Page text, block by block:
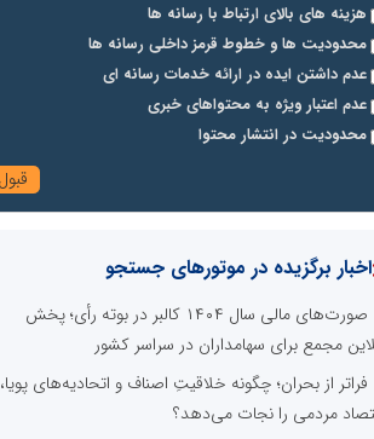
هزینه های بالای ارتباط با رسانه ها
محدودیت ها و خطوط قرمز داخلی رسانه ها
عدم داشتن ایده در ارائه خدمات رسانه ای
عدم اعتبار ویژه به محتواهای خبری
محدودیت در انتشار محتوا
اخبار برگزیده در موتورهای جستجو
صورت‌های مالی سال ۱۴۰۴ کالبر در بوته رأی؛ پخش
مجمع برای سهامداران در سراسر کشور
فراتر از بحران؛ چگونه خلاقیتِ اصناف و اتحادیه‌های پویا،
مردمی را نجات می‌دهد؟